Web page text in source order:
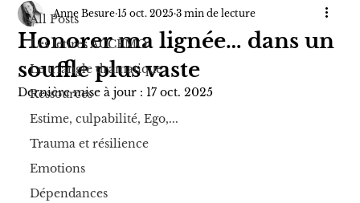
All Posts
Les lettres ACCEMO
Le triangle dramatique
Ressources
Estime, culpabilité, Ego,...
Trauma et résilience
Emotions
Dépendances
Honorer ma lignée… dans un
souffle plus vaste
Anne Besure 15 oct. 2025 3 min de lecture
Dernière mise à jour : 17 oct. 2025